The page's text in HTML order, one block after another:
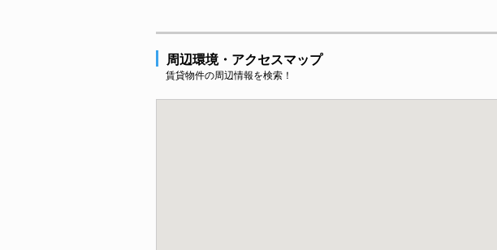
周辺環境・アクセスマップ
賃貸物件の周辺情報を検索！